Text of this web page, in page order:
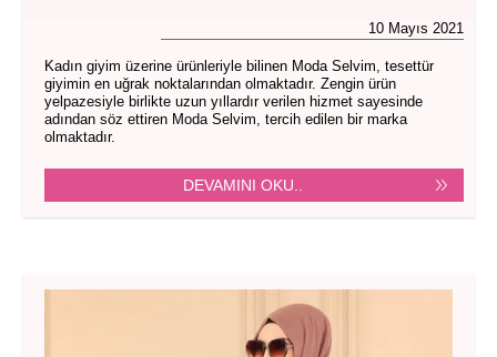
10 Mayıs 2021
Kadın giyim üzerine ürünleriyle bilinen Moda Selvim, tesettür
giyimin en uğrak noktalarından olmaktadır. Zengin ürün
yelpazesiyle birlikte uzun yıllardır verilen hizmet sayesinde
adından söz ettiren Moda Selvim, tercih edilen bir marka
olmaktadır.
DEVAMINI OKU..